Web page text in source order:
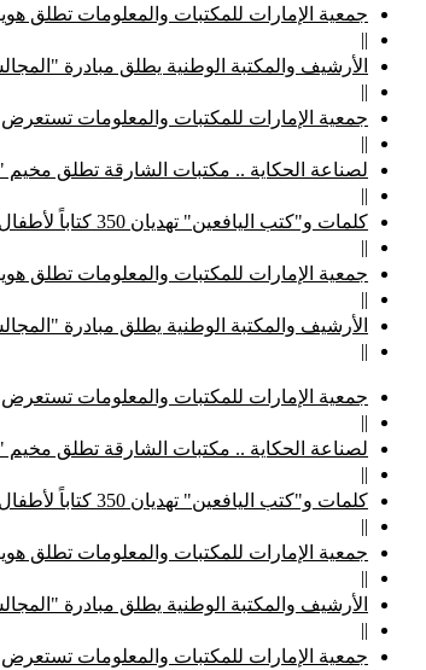
جمعية الإمارات للمكتبات والمعلومات تطلق
||
الأرشيف والمكتبة الوطنية يطلق مبادرة
||
جمعية الإمارات للمكتبات والمعلومات تستعرض
||
لصناعة الحكاية .. مكتبات الشارقة تطلق مخيم
||
كلمات و"كتب اليافعين" تهديان 350 كتاباً لأطفال "الإمارات الإنسانية"
||
جمعية الإمارات للمكتبات والمعلومات تطلق
||
الأرشيف والمكتبة الوطنية يطلق مبادرة
||
جمعية الإمارات للمكتبات والمعلومات تستعرض
||
لصناعة الحكاية .. مكتبات الشارقة تطلق مخيم
||
كلمات و"كتب اليافعين" تهديان 350 كتاباً لأطفال "الإمارات الإنسانية"
||
جمعية الإمارات للمكتبات والمعلومات تطلق
||
الأرشيف والمكتبة الوطنية يطلق مبادرة
||
جمعية الإمارات للمكتبات والمعلومات تستعرض